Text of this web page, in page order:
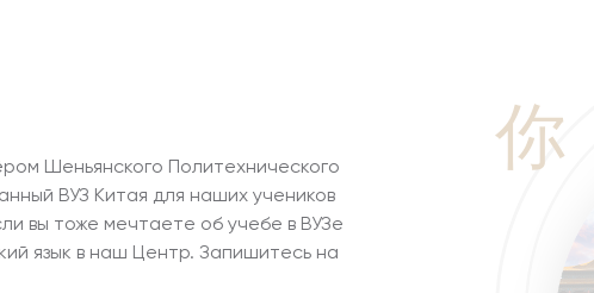
Шеньянского Политехнического
ВУЗ Китая для наших учеников
вы тоже мечтаете об учебе в ВУЗе
язык в наш Центр. Запишитесь на
你